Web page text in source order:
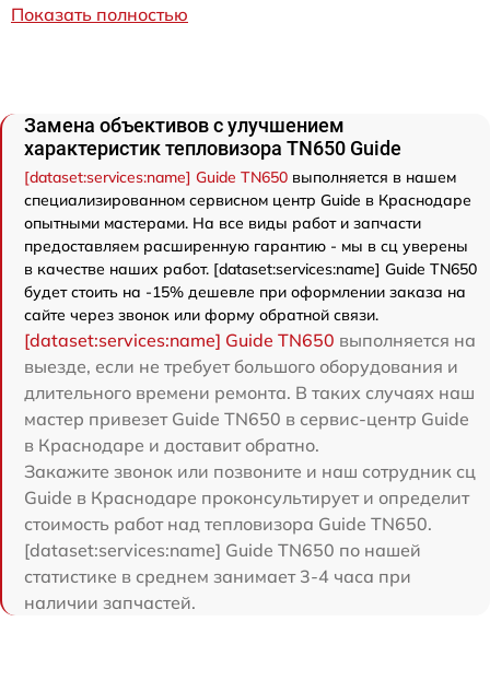
Показать полностью
Замена объективов с улучшением
характеристик тепловизора TN650 Guide
[dataset:services:name] Guide TN650 выполняется в нашем
специализированном сервисном центр Guide в Краснодаре
опытными мастерами. На все виды работ и запчасти
предоставляем расширенную гарантию - мы в сц уверены
в качестве наших работ. [dataset:services:name] Guide TN650
будет стоить на -15% дешевле при оформлении заказа на
сайте через звонок или форму обратной связи.
[dataset:services:name] Guide TN650 выполняется на
выезде, если не требует большого оборудования и
длительного времени ремонта. В таких случаях наш
мастер привезет Guide TN650 в сервис-центр Guide
в Краснодаре и доставит обратно.
Закажите звонок или позвоните и наш сотрудник сц
Guide в Краснодаре проконсультирует и определит
стоимость работ над тепловизора Guide TN650.
[dataset:services:name] Guide TN650 по нашей
статистике в среднем занимает 3-4 часа при
наличии запчастей.